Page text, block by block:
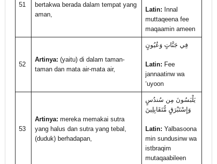
51
bertakwa berada dalam tempat yang
aman,
Latin: Innal
muttaqeena fee
maqaamin ameen
52
Artinya: (yaitu) di dalam taman-
taman dan mata air-mata air,
فِي جَنَّاتٍ وَعُيُونٍ
Latin: Fee
jannaatinw wa
‘uyoon
53
Artinya: mereka memakai sutra
yang halus dan sutra yang tebal,
(duduk) berhadapan,
يَلْبَسُونَ مِن سُندُسٍ
وَإِسْتَبْرَقٍ مُّتَقَابِلِينَ
Latin: Yalbasoona
min sundusinw wa
istbraqim
mutaqaabileen